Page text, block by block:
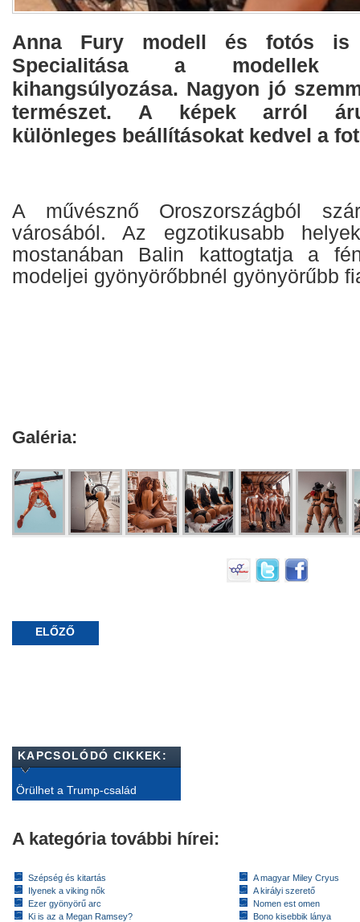
Anna Fury modell és fotós is
Specialitása a modellek
kihangsúlyozása. Nagyon jó
természet. A képek arról
különleges beállításokat kedvel a
A művésznő Oroszországból
városából. Az egzotikusabb
mostanában Balin kattogtatja a
modeljei gyönyörőbbnél gyönyörűbb
Galéria:
ELŐZŐ
KAPCSOLÓDÓ CIKKEK:
Örülhet a Trump-család
A kategória további hírei:
Szépség és kitartás
Ilyenek a viking nők
Ezer gyönyörű arc
Ki is az a Megan Ramsey?
A magyar Miley Cryus
A királyi szerető
Nomen est omen
Bono kisebbik lánya